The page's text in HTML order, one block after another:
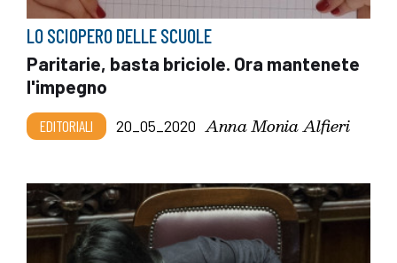
LO SCIOPERO DELLE SCUOLE
Paritarie, basta briciole. Ora mantenete
l'impegno
EDITORIALI 20_05_2020 Anna Monia Alfieri